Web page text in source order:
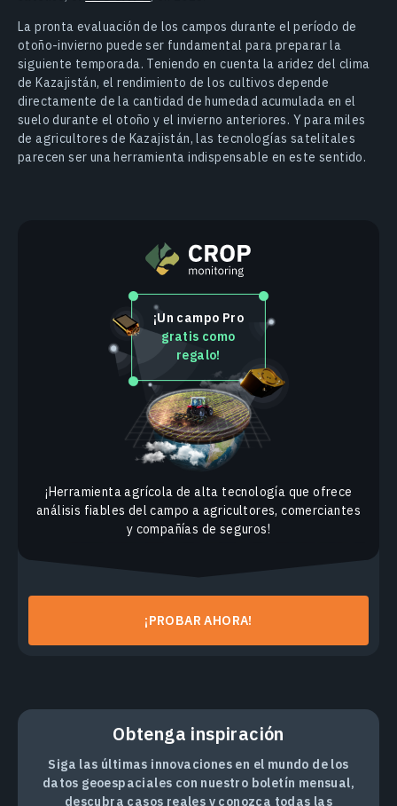
La pronta evaluación de los campos durante el período de
otoño-invierno puede ser fundamental para preparar la
siguiente temporada. Teniendo en cuenta la aridez del clima
de Kazajistán, el rendimiento de los cultivos depende
directamente de la cantidad de humedad acumulada en el
suelo durante el otoño y el invierno anteriores. Y para miles
de agricultores de Kazajistán, las tecnologías satelitales
parecen ser una herramienta indispensable en este sentido.
¡Un campo Pro
gratis como
regalo!
¡Herramienta agrícola de alta tecnología que ofrece
análisis fiables del campo a agricultores, comerciantes
y compañías de seguros!
¡PROBAR AHORA!
Obtenga inspiración
Siga las últimas innovaciones en el mundo de los
datos geoespaciales con nuestro boletín mensual,
descubra casos reales y conozca todas las